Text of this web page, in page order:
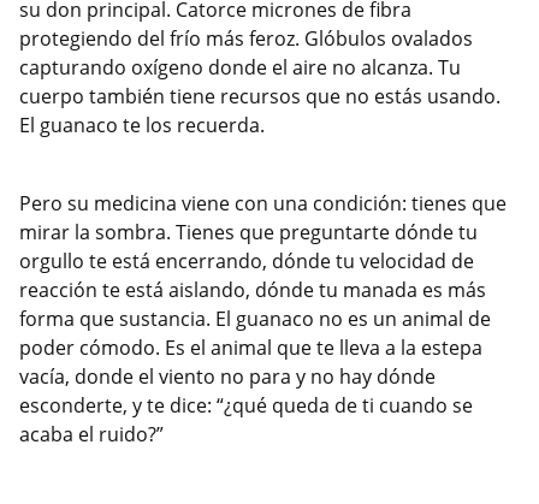
su don principal. Catorce micrones de fibra
protegiendo del frío más feroz. Glóbulos ovalados
capturando oxígeno donde el aire no alcanza. Tu
cuerpo también tiene recursos que no estás usando.
El guanaco te los recuerda.
Pero su medicina viene con una condición: tienes que
mirar la sombra. Tienes que preguntarte dónde tu
orgullo te está encerrando, dónde tu velocidad de
reacción te está aislando, dónde tu manada es más
forma que sustancia. El guanaco no es un animal de
poder cómodo. Es el animal que te lleva a la estepa
vacía, donde el viento no para y no hay dónde
esconderte, y te dice: “¿qué queda de ti cuando se
acaba el ruido?”